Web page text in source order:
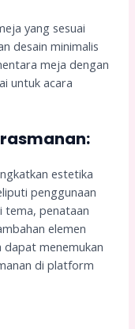
yang sesuai
desain minimalis
meja dengan
untuk acara
estetika
penggunaan
tema, penataan
elemen
menemukan
di platform